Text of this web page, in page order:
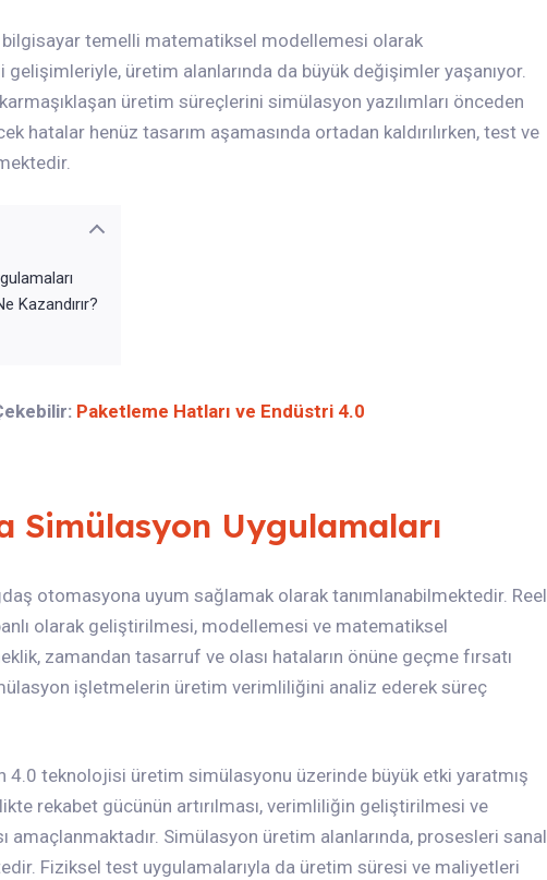
temelli matematiksel modellemesi olarak
üretim alanlarında da büyük değişimler yaşanıyor.
üretim süreçlerini simülasyon yazılımları önceden
hatalar henüz tasarım aşamasında ortadan kaldırılırken, test ve
Kazandırır?
Paketleme Hatları ve Endüstri 4.0
Simülasyon Uygulamaları
otomasyona uyum sağlamak olarak tanımlanabilmektedir. Reel
olarak geliştirilmesi, modellemesi ve matematiksel
zamandan tasarruf ve olası hataların önüne geçme fırsatı
işletmelerin üretim verimliliğini analiz ederek süreç
4.0 teknolojisi üretim simülasyonu üzerinde büyük etki yaratmış
rekabet gücünün artırılması, verimliliğin geliştirilmesi ve
amaçlanmaktadır. Simülasyon üretim alanlarında, prosesleri sanal
Fiziksel test uygulamalarıyla da üretim süresi ve maliyetleri